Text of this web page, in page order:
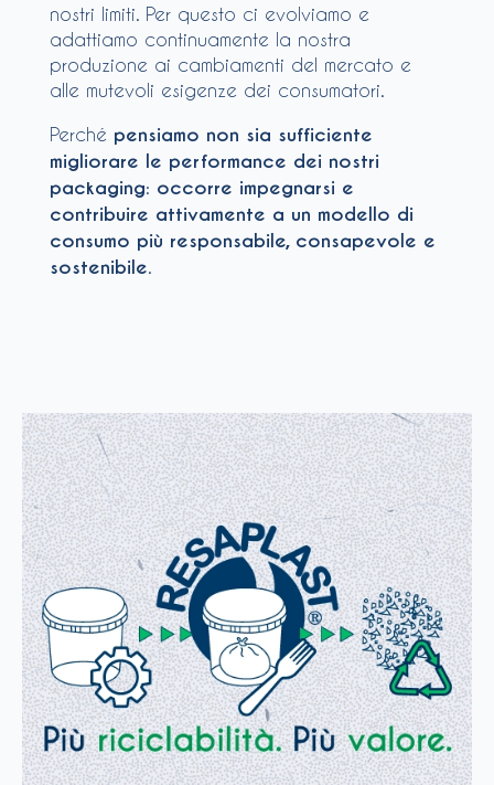
nostri limiti. Per questo ci evolviamo e
adattiamo continuamente la nostra
produzione ai cambiamenti del mercato e
alle mutevoli esigenze dei consumatori.
Perché pensiamo non sia sufficiente
migliorare le performance dei nostri
packaging: occorre impegnarsi e
contribuire attivamente a un modello di
consumo più responsabile, consapevole e
sostenibile